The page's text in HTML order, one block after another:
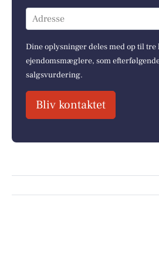
Adresse
Dine oplysninger deles med op til tre
ejendomsmæglere, som
salgsvurdering.
Bliv kontaktet